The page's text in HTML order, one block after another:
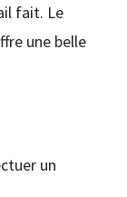
fait. Le
une belle
un